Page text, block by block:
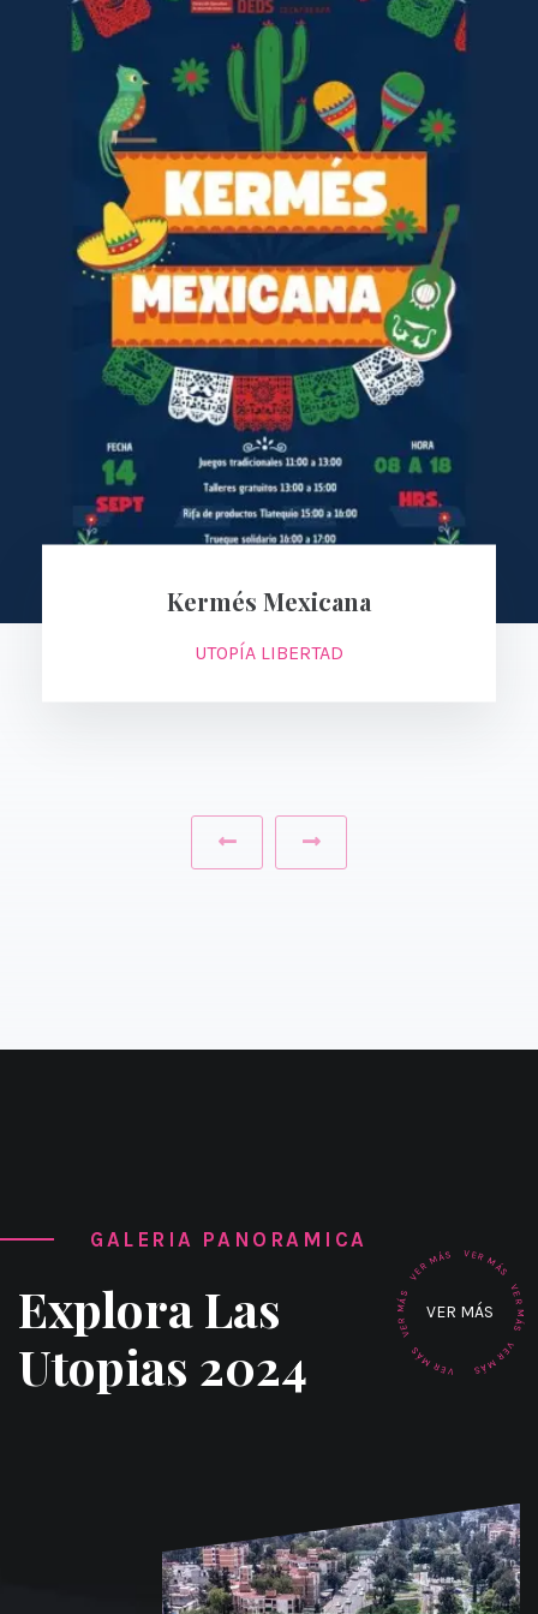
Kermés Mexicana
UTOPÍA LIBERTAD
‹ ›
GALERIA PANORAMICA
Explora Las
Utopias 2024
VER MÁS
V
E
R
M
Á
S
V
E
R
M
Á
S
VERMÁS VER MÁS
V
E
R
M
Á
S
V
E
R
M
Á
S